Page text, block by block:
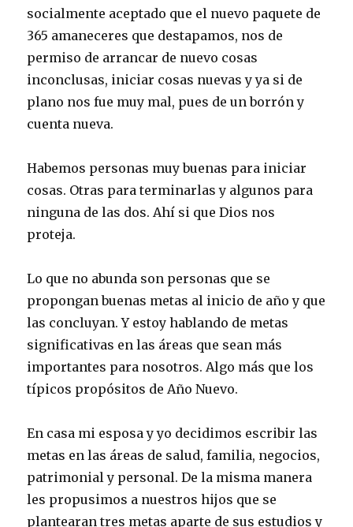
socialmente aceptado que el nuevo paquete de
365 amaneceres que destapamos, nos de
permiso de arrancar de nuevo cosas
inconclusas, iniciar cosas nuevas y ya si de
plano nos fue muy mal, pues de un borrón y
cuenta nueva.
Habemos personas muy buenas para iniciar
cosas. Otras para terminarlas y algunos para
ninguna de las dos. Ahí si que Dios nos
proteja.
Lo que no abunda son personas que se
propongan buenas metas al inicio de año y que
las concluyan. Y estoy hablando de metas
significativas en las áreas que sean más
importantes para nosotros. Algo más que los
típicos propósitos de Año Nuevo.
En casa mi esposa y yo decidimos escribir las
metas en las áreas de salud, familia, negocios,
patrimonial y personal. De la misma manera
les propusimos a nuestros hijos que se
plantearan tres metas aparte de sus estudios y